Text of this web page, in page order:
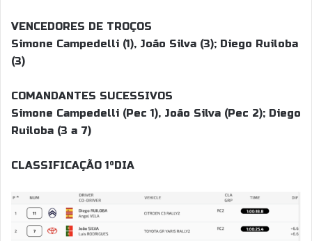
VENCEDORES DE TROÇOS
Simone Campedelli (1), João Silva (3); Diego Ruiloba
(3)
COMANDANTES SUCESSIVOS
Simone Campedelli (Pec 1), João Silva (Pec 2); Diego
Ruiloba (3 a 7)
CLASSIFICAÇÃO 1ºDIA